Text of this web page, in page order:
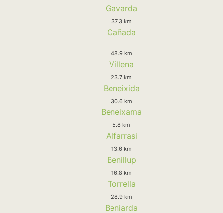
Gavarda
37.3 km
Cañada
48.9 km
Villena
23.7 km
Beneixida
30.6 km
Beneixama
5.8 km
Alfarrasi
13.6 km
Benillup
16.8 km
Torrella
28.9 km
Beniarda